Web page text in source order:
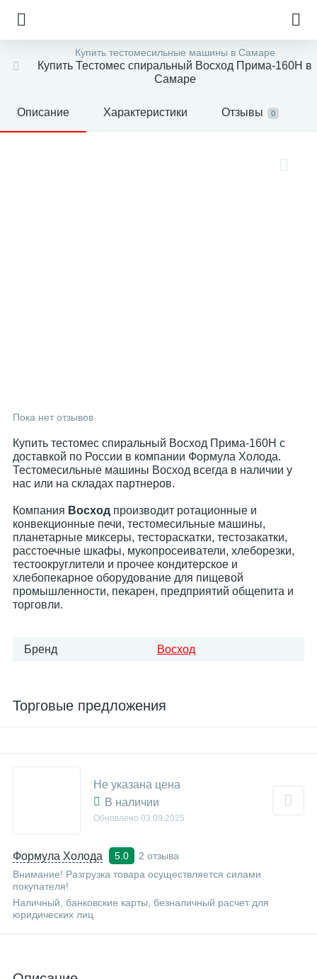
Купить тестомесильные машины в Самаре
Купить Тестомес спиральный Восход Прима-160Н в
Самаре
Описание Характеристики Отзывы 0
Пока нет отзывов
Купить тестомес спиральный Восход Прима-160Н с
доставкой по России в компании Формула Холода.
Тестомесильные машины Восход всегда в наличии у
нас или на складах партнеров.
Компания Восход производит ротационные и
конвекционные печи, тестомесильные машины,
планетарные миксеры, тестораскатки, тестозакатки,
расстоечные шкафы, мукопросеиватели, хлеборезки,
тестоокруглители и прочее кондитерское и
хлебопекарное оборудование для пищевой
промышленности, пекарен, предприятий общепита и
торговли.
Бренд Восход
Торговые предложения
Формула Холода 5.0
2 отзыва
Внимание! Разгрузка товара осуществляется силами
покупателя!
Наличный, банковские карты, безналичный расчет для
юридических лиц
Не указана цена
В наличии
Обновлено 03.09.2025